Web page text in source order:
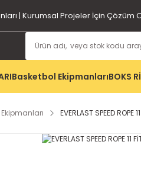
| Kurumsal Projeler İçin Çözüm
Basketbol EkipmanlarıBOKS
EVERLAST SPEED ROPE